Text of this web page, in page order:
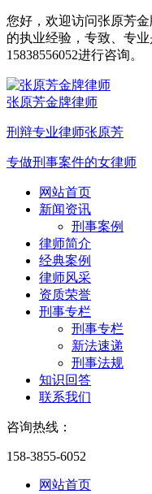
您好，欢迎访问张原芳
的执业经验，专致、专
15838556052进行咨询。
张原芳金牌律师
刑辩专业律师张原芳
专做刑事案件的女律师
网站首页
新闻资讯
刑事案例
律师简介
经典案例
律师风采
资质荣誉
刑事专栏
刑事专栏
新法速递
刑事法规
知识回答
联系我们
咨询热线：
158-3855-6052
网站首页